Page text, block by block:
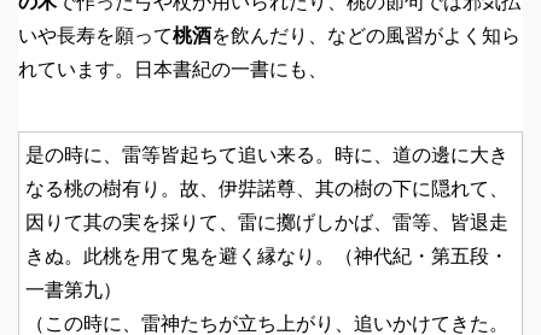
いや長寿を願って桃酒を飲んだり、などの風習がよく知ら
れています。日本書紀の一書にも、
是の時に、雷等皆起ちて追い来る。時に、道の邊に大き
なる桃の樹有り。故、伊弉諾尊、其の樹の下に隠れて、
因りて其の実を採りて、雷に擲げしかば、雷等、皆退走
きぬ。此桃を用て鬼を避く縁なり。（神代紀・第五段・
一書第九）
（この時に、雷神たちが立ち上がり、追いかけてきた。